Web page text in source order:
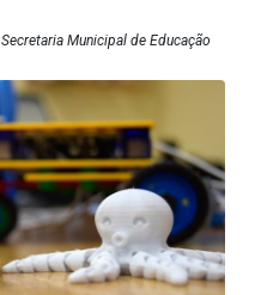
Municipal de Educação